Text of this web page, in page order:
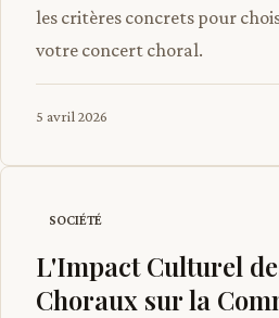
les critères concrets pour
votre concert choral.
5 avril 2026
SOCIÉTÉ
L'Impact Culturel
Choraux sur la